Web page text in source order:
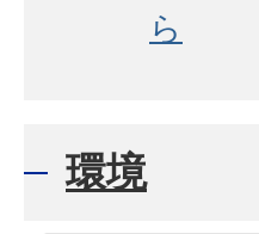
ら
環境